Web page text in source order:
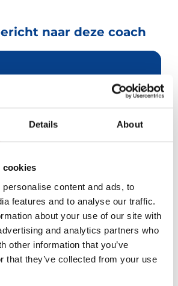
Details About
cookies
content and ads, to
features and to analyse our traffic.
about your use of our site with
and analytics partners who
other information that you’ve
that they’ve collected from your use
naar deze coach